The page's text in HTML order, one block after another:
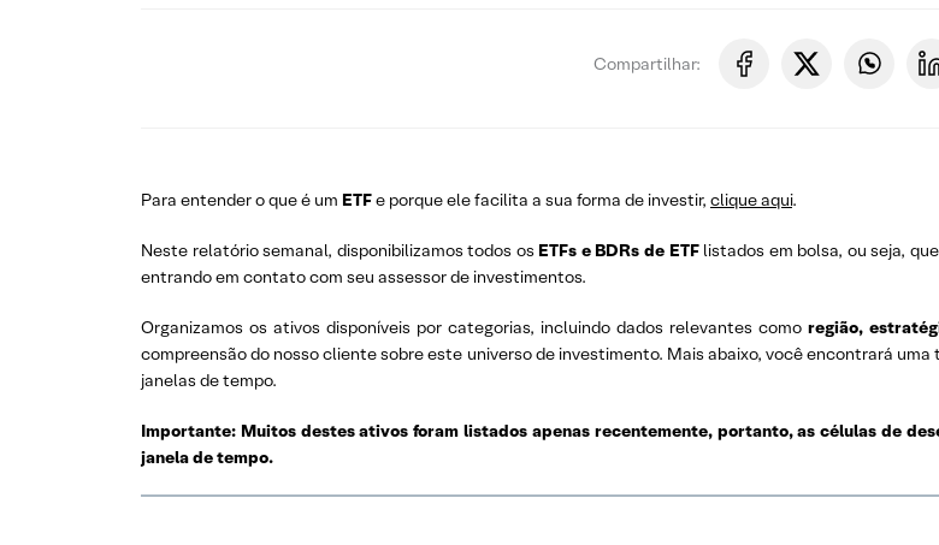
Compartilhar:
Para entender o que é um ETFe porque ele facilita a sua forma de investir, clique aqui.
Neste relatório semanal, disponibilizamos todos os ETFs e BDRs de ETFlistados em bolsa, ou seja,
entrando em contato com seu assessor de investimentos.
Organizamos os ativos disponíveis por categorias, incluindo dados relevantes como região,
compreensão do nosso cliente sobre este universo de investimento. Mais abaixo, você encontrará
janelas de tempo.
Importante: Muitos destes ativos foram listados apenas recentemente, portanto, as células de
janela de tempo.